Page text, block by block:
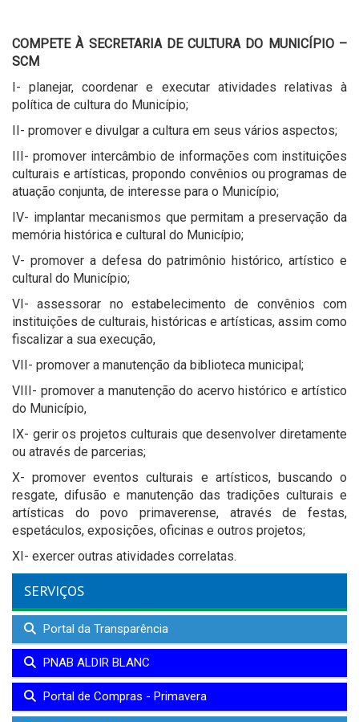
COMPETE À SECRETARIA DE CULTURA DO MUNICÍPIO –
SCM
I- planejar, coordenar e executar atividades relativas à
política de cultura do Município;
II- promover e divulgar a cultura em seus vários aspectos;
III- promover intercâmbio de informações com instituições
culturais e artísticas, propondo convênios ou programas de
atuação conjunta, de interesse para o Município;
IV- implantar mecanismos que permitam a preservação da
memória histórica e cultural do Município;
V- promover a defesa do patrimônio histórico, artístico e
cultural do Município;
VI- assessorar no estabelecimento de convênios com
instituições de culturais, históricas e artísticas, assim como
fiscalizar a sua execução,
VII- promover a manutenção da biblioteca municipal;
VIII- promover a manutenção do acervo histórico e artístico
do Município,
IX- gerir os projetos culturais que desenvolver diretamente
ou através de parcerias;
X- promover eventos culturais e artísticos, buscando o
resgate, difusão e manutenção das tradições culturais e
artísticas do povo primaverense, através de festas,
espetáculos, exposições, oficinas e outros projetos;
XI- exercer outras atividades correlatas.
SERVIÇOS
Portal da Transparência
PNAB ALDIR BLANC
Portal de Compras - Primavera